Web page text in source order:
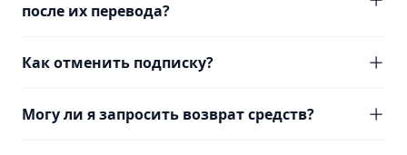
после их перевода?
Как отменить подписку?
Могу ли я запросить возврат средств?